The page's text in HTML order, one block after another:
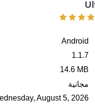
Android
1.1.7
14.6 MB
مجانية
August 5, 2026